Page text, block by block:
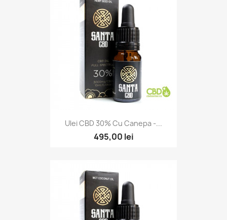
Ulei CBD 30% Cu Canepa -...
495,00 lei